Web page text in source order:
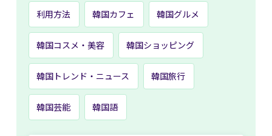
利用方法 韓国カフェ 韓国グルメ
韓国コスメ・美容 韓国ショッピング
韓国トレンド・ニュース 韓国旅行
韓国芸能 韓国語